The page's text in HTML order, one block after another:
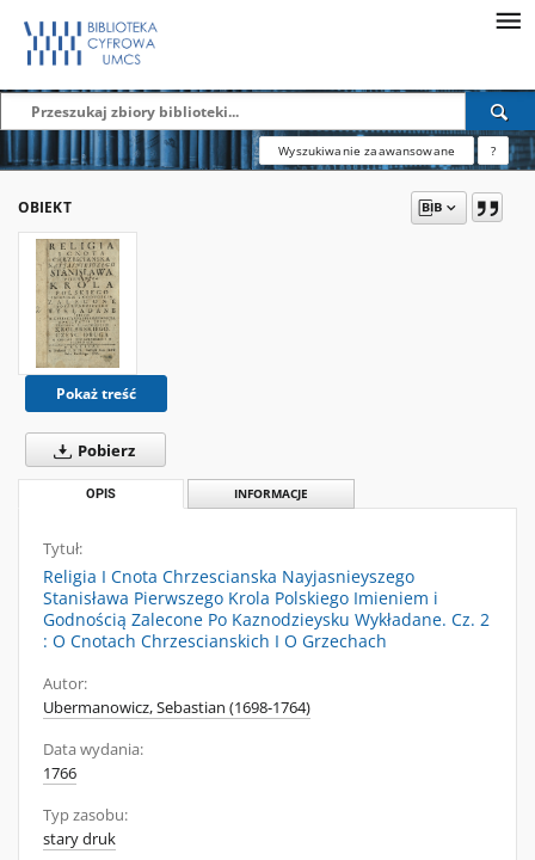
Wyszukiwanie zaawansowane ?
OBIEKT
Pokaż treść
Pobierz
OPIS INFORMACJE
Tytuł:
Religia I Cnota Chrzescianska Nayjasnieyszego
Stanisława Pierwszego Krola Polskiego Imieniem i
Godnością Zalecone Po Kaznodzieysku Wykładane. Cz. 2
: O Cnotach Chrzescianskich I O Grzechach
Autor:
Ubermanowicz, Sebastian (1698-1764)
Data wydania:
1766
Typ zasobu:
stary druk